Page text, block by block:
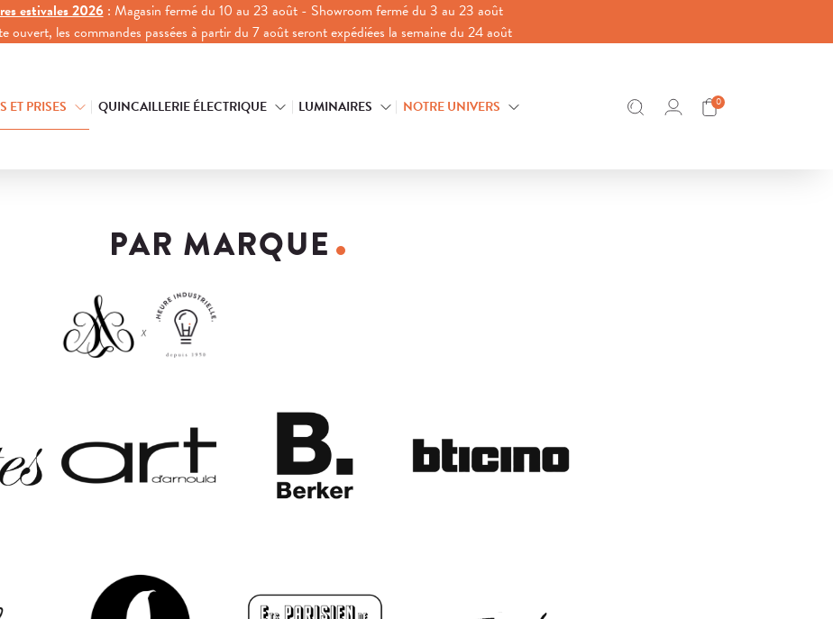
estivales 2026: Magasin fermé du 10 au 23 août - Showroom fermé du 3 au 23 août
ouvert, les commandes passées à partir du 7 août seront expédiées la semaine du 24 août
ET PRISES QUINCAILLERIE ÉLECTRIQUE LUMINAIRES NOTRE UNIVERS 0
PAR MARQUE